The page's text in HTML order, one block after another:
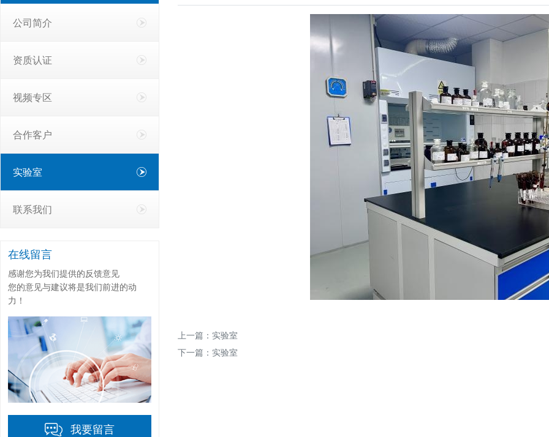
公司简介
资质认证
视频专区
合作客户
实验室
联系我们
在线留言
感谢您为我们提供的反馈意见
您的意见与建议将是我们前进的动
力！
我要留言
上一篇： 实验室
下一篇： 实验室